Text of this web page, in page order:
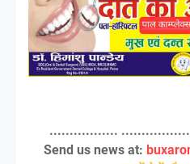
.................
Send us news at: